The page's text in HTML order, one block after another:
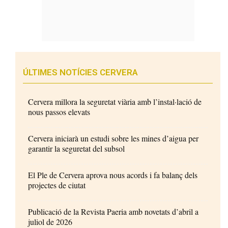
ÚLTIMES NOTÍCIES CERVERA
Cervera millora la seguretat viària amb l’instal·lació de
nous passos elevats
Cervera iniciarà un estudi sobre les mines d’aigua per
garantir la seguretat del subsol
El Ple de Cervera aprova nous acords i fa balanç dels
projectes de ciutat
Publicació de la Revista Paeria amb novetats d’abril a
juliol de 2026